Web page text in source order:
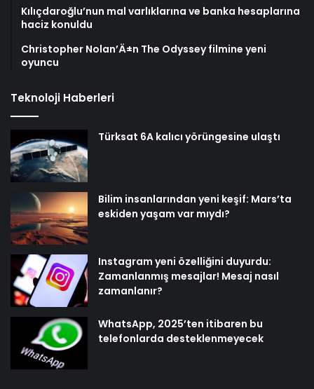
Kılıçdaroğlu’nun mal varlıklarına ve banka hesaplarına
haciz konuldu
Christopher Nolan’Ä±n The Odyssey filmine yeni
oyuncu
Teknoloji Haberleri
Türksat 6A kalıcı yörüngesine ulaştı
Bilim insanlarından yeni keşif: Mars’ta
eskiden yaşam var mıydı?
Instagram yeni özelliğini duyurdu:
Zamanlanmış mesajlar! Mesaj nasıl
zamanlanır?
WhatsApp, 2025’ten itibaren bu
telefonlarda desteklenmeyecek